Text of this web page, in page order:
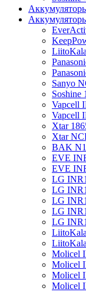
Sanyo
Vapcell
Vapcell
Xtar
Xtar
BAK
EVE
EVE
LG
LG
LG
LG
LG
Molicel
Molicel
Molicel
Molicel